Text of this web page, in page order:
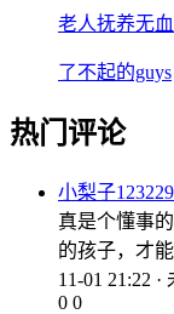
老人抚养无
了不起的guys
热门评论
小梨子
真是个懂事
的孩子，才
11-01 21:22 ·
0 0